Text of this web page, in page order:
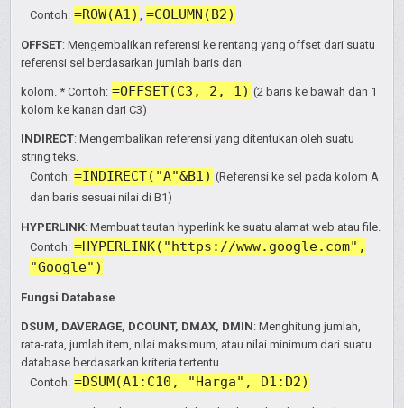
Contoh: =ROW(A1) =COLUMN(B2)
OFFSET: Mengembalikan referensi ke rentang yang offset dari suatu
referensi sel berdasarkan jumlah baris dan
kolom. * Contoh: =OFFSET(C3, 2, 1) (2 baris ke bawah dan 1
kolom ke kanan dari C3)
INDIRECT: Mengembalikan referensi yang ditentukan oleh suatu
string teks.
Contoh: =INDIRECT("A"&B1) (Referensi ke sel pada kolom A
dan baris sesuai nilai di B1)
HYPERLINK: Membuat tautan hyperlink ke suatu alamat web atau file.
Contoh: =HYPERLINK("https://www.google.com",
"Google")
Fungsi Database
DSUM, DAVERAGE, DCOUNT, DMAX, DMIN: Menghitung jumlah,
rata-rata, jumlah item, nilai maksimum, atau nilai minimum dari suatu
database berdasarkan kriteria tertentu.
Contoh: =DSUM(A1:C10, "Harga", D1:D2)